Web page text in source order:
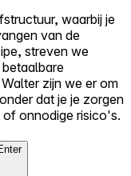
waarbij je
van de
streven we
zijn we er om
dat je je zorgen
onnodige risico's.